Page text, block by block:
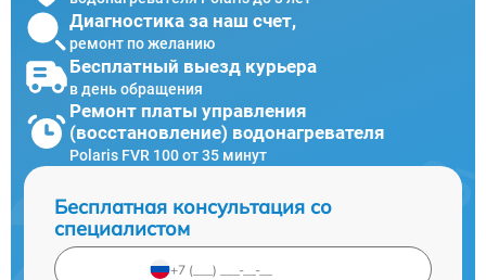
Диагностика за наш счет,
ремонт по желанию
Бесплатный выезд курьера
в день обращения
Ремонт платы управления
(восстановление) водонагревателя
Polaris FVR 100 от 35 минут
Бесплатная консультация со
специалистом